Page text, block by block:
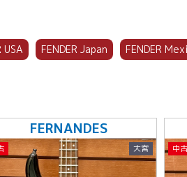
USA FENDER Japan FENDER
FERNANDES
大宮 中古